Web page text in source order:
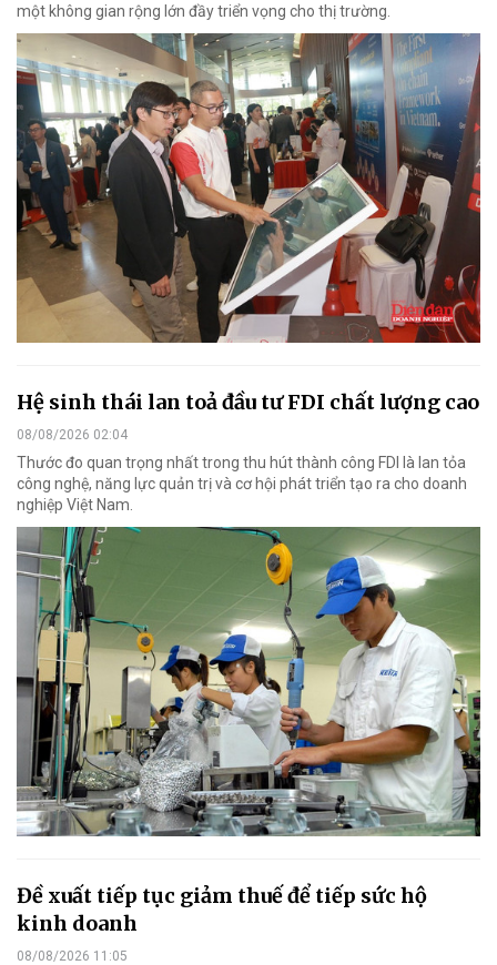
một không gian rộng lớn đầy triển vọng cho thị trường.
Hệ sinh thái lan toả đầu tư FDI chất lượng cao
08/08/2026 02:04
Thước đo quan trọng nhất trong thu hút thành công FDI là lan tỏa
công nghệ, năng lực quản trị và cơ hội phát triển tạo ra cho doanh
nghiệp Việt Nam.
Đề xuất tiếp tục giảm thuế để tiếp sức hộ
kinh doanh
08/08/2026 11:05